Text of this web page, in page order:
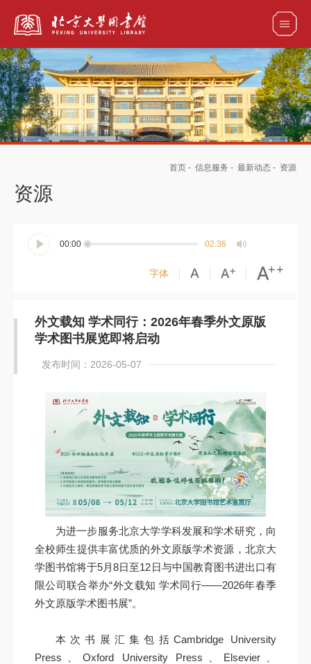
全部资源
首页 - 信息服务 - 最新动态 - 资源
资源
00:00 02:36
字体
外文载知 学术同行：2026年春季外文原版
学术图书展览即将启动
发布时间：2026-05-07
为进一步服务北京大学学科发展和学术研究，向
全校师生提供丰富优质的外文原版学术资源，北京大
学图书馆将于5月8日至12日与中国教育图书进出口有
限公司联合举办“外文载知 学术同行——2026年春季
外文原版学术图书展”。
本次书展汇集包括Cambridge University
Press、Oxford University Press、Elsevier、